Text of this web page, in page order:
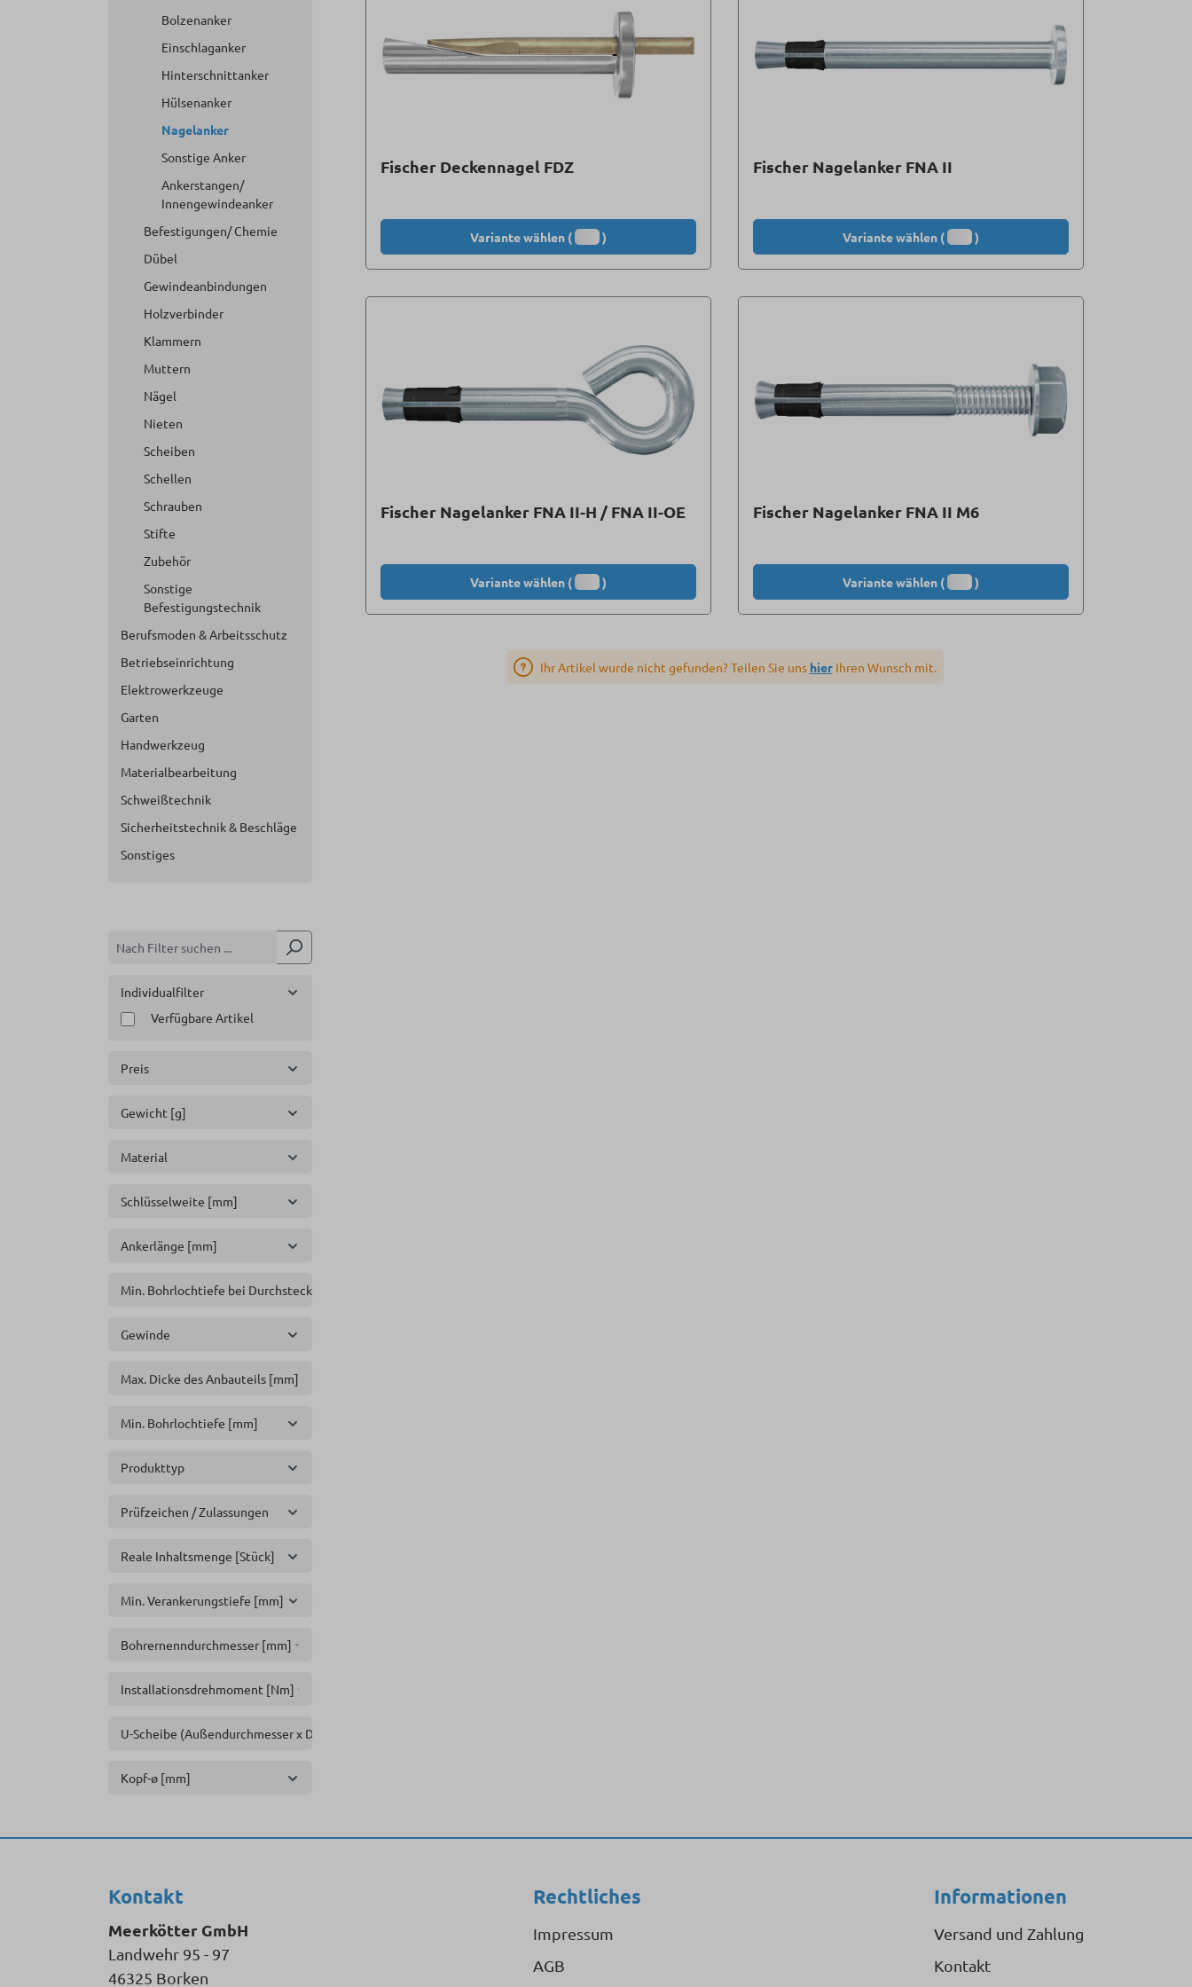
Bolzenanker
Einschlaganker
Hinterschnittanker
Hülsenanker
Nagelanker
Sonstige Anker
Ankerstangen/
Innengewindeanker
Befestigungen/ Chemie
Dübel
Gewindeanbindungen
Holzverbinder
Klammern
Muttern
Nägel
Nieten
Scheiben
Schellen
Schrauben
Stifte
Zubehör
Sonstige
Befestigungstechnik
Berufsmoden & Arbeitsschutz
Betriebseinrichtung
Elektrowerkzeuge
Garten
Handwerkzeug
Materialbearbeitung
Schweißtechnik
Sicherheitstechnik & Beschläge
Sonstiges
Individualfilter
Verfügbare Artikel
Preis
Gewicht [g]
Material
Schlüsselweite [mm]
Ankerlänge [mm]
Min. Bohrlochtiefe bei Durchsteckmontage [mm]
Gewinde
Max. Dicke des Anbauteils [mm]
Min. Bohrlochtiefe [mm]
Produkttyp
Prüfzeichen / Zulassungen
Reale Inhaltsmenge [Stück]
Min. Verankerungstiefe [mm]
Bohrernenndurchmesser [mm]
Installationsdrehmoment [Nm]
U-Scheibe (Außendurchmesser x Dicke) [mm]
Kopf-ø [mm]
Fischer Deckennagel FDZ
Variante wählen ( )
Fischer Nagelanker FNA II
Variante wählen ( )
Fischer Nagelanker FNA II-H / FNA II-OE
Variante wählen ( )
Fischer Nagelanker FNA II M6
Variante wählen ( )
Ihr Artikel wurde nicht gefunden? Teilen Sie uns hierIhren Wunsch mit.
Kontakt
Meerkötter GmbH
Landwehr 95 - 97
46325 Borken
Rechtliches
Impressum
AGB
Informationen
Versand und Zahlung
Kontakt